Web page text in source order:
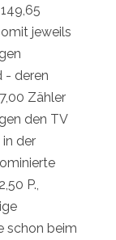
jeweils
- deren
Zähler
den TV
in der
P.,
schon beim